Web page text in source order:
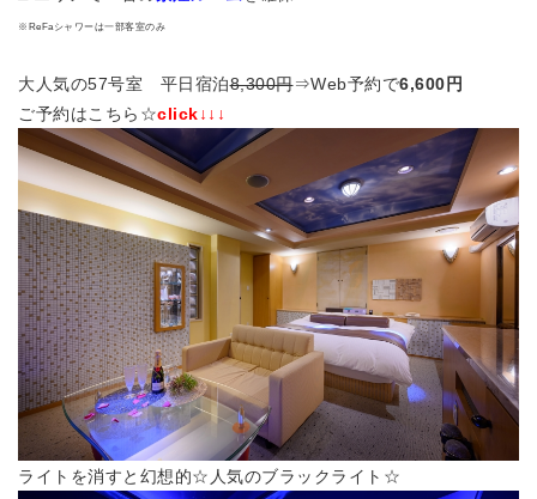
※ReFaシャワーは一部客室のみ
大人気の57号室 平日宿泊8,300円⇒Web予約で6,600円
ご予約はこちら☆click↓↓↓
ライトを消すと幻想的☆人気のブラックライト☆